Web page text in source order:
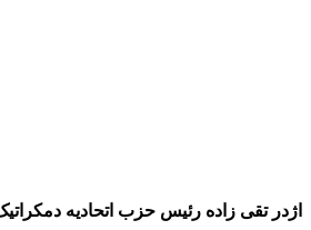
اژدر تقی زاده رئیس حزب اتحادیه